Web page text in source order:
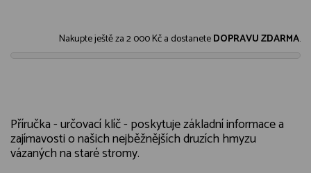
Nakupte ještě za2 000 Kča dostaneteDOPRAVU ZDARMA.
Příručka - určovací klíč - poskytuje základní informace a
zajímavosti o našich nejběžnějších druzích hmyzu
vázaných na staré stromy.